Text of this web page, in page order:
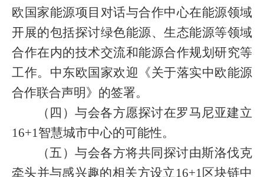
欧国家能源项目对话与合作中心在能源领域
开展的包括探讨绿色能源、生态能源等领域
合作在内的技术交流和能源合作规划研究等
工作。中东欧国家欢迎《关于落实中欧能源
合作联合声明》的签署。
（四）与会各方愿探讨在罗马尼亚建立
16+1智慧城市中心的可能性。
（五）与会各方将共同探讨由斯洛伐克
牵头并与感兴趣的相关方设立16+1区块链中